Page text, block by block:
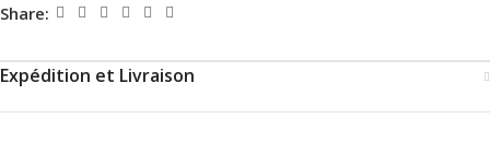
Share:
Expédition et Livraison